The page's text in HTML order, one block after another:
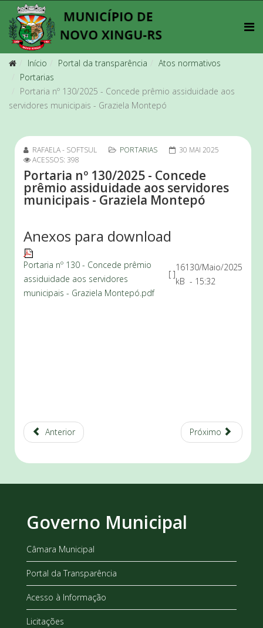
Início Portal da transparência
Atos normativos
Portarias
Portaria nº 130/2025 - Concede prêmio assiduidade aos
servidores municipais - Graziela Montepó
RAFAELA - SOFTSUL PORTARIAS
30 MAI 2025
ACESSOS: 398
Portaria nº 130/2025 - Concede
prêmio assiduidade aos servidores
municipais - Graziela Montepó
Anexos para download
Portaria nº 130 - Concede prêmio
assiduidade aos servidores
municipais - Graziela Montepó.pdf
[ ]
161
kB
30/Maio/2025
- 15:32
Anterior Próximo
Governo Municipal
Câmara Municipal
Portal da Transparência
Acesso à Informação
Licitações